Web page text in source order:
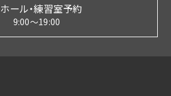
ホール・練習室予約
9:00～19:00